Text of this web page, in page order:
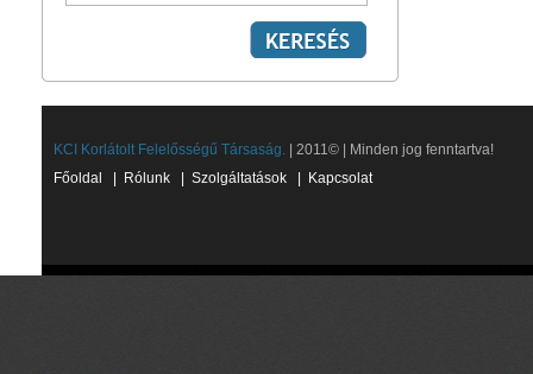
KCI Korlátolt Felelősségű Társaság. | 2011© | Minden jog fenntartva!
Főoldal
Rólunk Szolgáltatások Kapcsolat